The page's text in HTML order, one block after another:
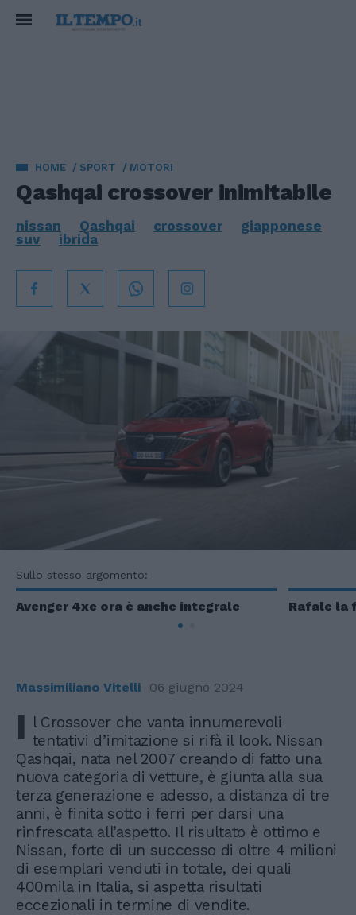
HOME SPORT MOTORI
Qashqai crossover inimitabile
nissan Qashqai crossover
giapponese
suv
ibrida
Sullo stesso argomento:
Avenger 4xe ora è anche integrale Rafale la
Massimiliano Vitelli 06 giugno 2024
I l Crossover che vanta innumerevoli
tentativi d’imitazione si rifà il look. Nissan
Qashqai, nata nel 2007 creando di fatto una
nuova categoria di vetture, è giunta alla sua
terza generazione e adesso, a distanza di tre
anni, è finita sotto i ferri per darsi una
rinfrescata all’aspetto. Il risultato è ottimo e
Nissan, forte di un successo di oltre 4 milioni
di esemplari venduti in totale, dei quali
400mila in Italia, si aspetta risultati
eccezionali in termine di vendite.